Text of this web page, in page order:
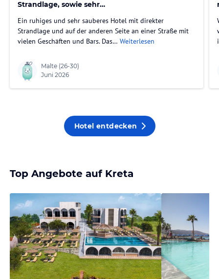
Strandlage, sowie sehr
Essen.
Ein ruhiges und sehr sauberes Hotel mit direkter
Strandlage und auf der anderen Seite an einer Straße mit
vielen Geschäften und Bars. Das… Weiterlesen
Malte (26-30)
Juni 2026
Hotel entdecken
Top Angebote auf Kreta